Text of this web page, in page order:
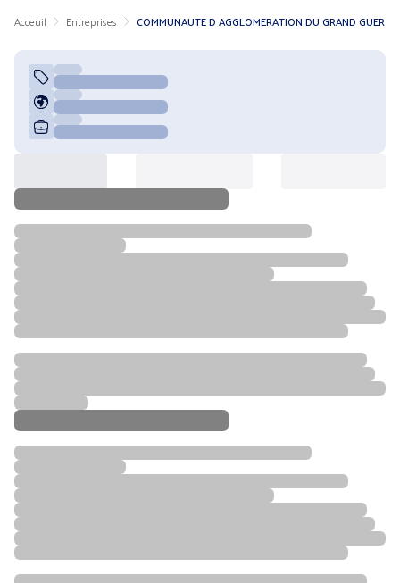
Acceuil
Entreprises COMMUNAUTE D AGGLOMERATION DU GRAND GUER